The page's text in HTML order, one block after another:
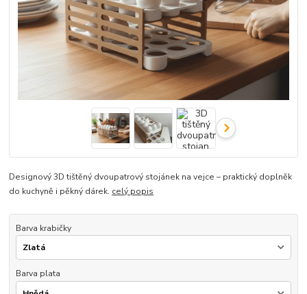
Designový 3D tištěný dvoupatrový stojánek na vejce – praktický doplněk
do kuchyně i pěkný dárek. celý popis
Barva krabičky
Barva plata